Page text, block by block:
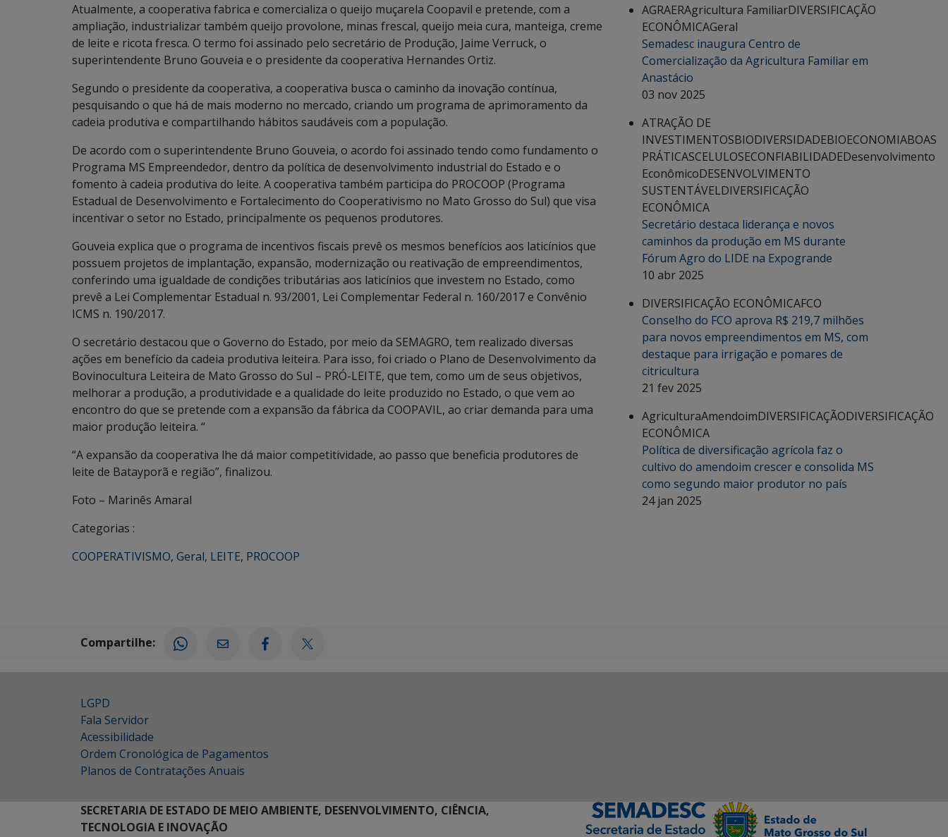
Atualmente, a cooperativa fabrica e comercializa o queijo muçarela Coopavil e pretende, com a
ampliação, industrializar também queijo provolone, minas frescal, queijo meia cura, manteiga, creme
de leite e ricota fresca. O termo foi assinado pelo secretário de Produção, Jaime Verruck, o
superintendente Bruno Gouveia e o presidente da cooperativa Hernandes Ortiz.
Segundo o presidente da cooperativa, a cooperativa busca o caminho da inovação contínua,
pesquisando o que há de mais moderno no mercado, criando um programa de aprimoramento da
cadeia produtiva e compartilhando hábitos saudáveis com a população.
De acordo com o superintendente Bruno Gouveia, o acordo foi assinado tendo como fundamento o
Programa MS Empreendedor, dentro da política de desenvolvimento industrial do Estado e o
fomento à cadeia produtiva do leite. A cooperativa também participa do PROCOOP (Programa
Estadual de Desenvolvimento e Fortalecimento do Cooperativismo no Mato Grosso do Sul) que visa
incentivar o setor no Estado, principalmente os pequenos produtores.
Gouveia explica que o programa de incentivos fiscais prevê os mesmos benefícios aos laticínios que
possuem projetos de implantação, expansão, modernização ou reativação de empreendimentos,
conferindo uma igualdade de condições tributárias aos laticínios que investem no Estado, como
prevê a Lei Complementar Estadual n. 93/2001, Lei Complementar Federal n. 160/2017 e Convênio
ICMS n. 190/2017.
O secretário destacou que o Governo do Estado, por meio da SEMAGRO, tem realizado diversas
ações em benefício da cadeia produtiva leiteira. Para isso, foi criado o Plano de Desenvolvimento da
Bovinocultura Leiteira de Mato Grosso do Sul – PRÓ-LEITE, que tem, como um de seus objetivos,
melhorar a produção, a produtividade e a qualidade do leite produzido no Estado, o que vem ao
encontro do que se pretende com a expansão da fábrica da COOPAVIL, ao criar demanda para uma
maior produção leiteira. “
“A expansão da cooperativa lhe dá maior competitividade, ao passo que beneficia produtores de
leite de Batayporã e região”, finalizou.
Foto – Marinês Amaral
Categorias :
COOPERATIVISMO, Geral, LEITE, PROCOOP
AGRAERAgricultura FamiliarDIVERSIFICAÇÃO
ECONÔMICAGeral
Semadesc inaugura Centro de
Comercialização da Agricultura Familiar em
Anastácio
03 nov 2025
ATRAÇÃO DE
INVESTIMENTOSBIODIVERSIDADEBIOECONOMIABOAS
PRÁTICASCELULOSECONFIABILIDADEDesenvolvimento
EconômicoDESENVOLVIMENTO
SUSTENTÁVELDIVERSIFICAÇÃO
ECONÔMICA
Secretário destaca liderança e novos
caminhos da produção em MS durante
Fórum Agro do LIDE na Expogrande
10 abr 2025
DIVERSIFICAÇÃO ECONÔMICAFCO
Conselho do FCO aprova R$ 219,7 milhões
para novos empreendimentos em MS, com
destaque para irrigação e pomares de
citricultura
21 fev 2025
AgriculturaAmendoimDIVERSIFICAÇÃODIVERSIFICAÇÃO
ECONÔMICA
Política de diversificação agrícola faz o
cultivo do amendoim crescer e consolida MS
como segundo maior produtor no país
24 jan 2025
Compartilhe:
LGPD
Fala Servidor
Acessibilidade
Ordem Cronológica de Pagamentos
Planos de Contratações Anuais
SECRETARIA DE ESTADO DE MEIO AMBIENTE, DESENVOLVIMENTO, CIÊNCIA,
TECNOLOGIA E INOVAÇÃO